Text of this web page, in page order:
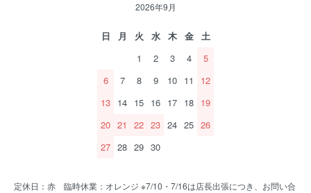
2026年9月
日 月 火 水 木 金
土
1
2 3 4
5
6
7 8 9 10 11
12
13 14 15 16 17 18 19
20 21 22 23 24 25 26
27 28 29 30
定休日：赤 臨時休業：オレンジ ※7/10・7/16は店長出張につき、お問い合